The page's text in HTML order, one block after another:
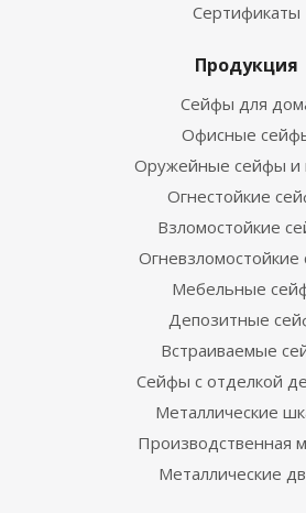
Сертификаты
Продукция
Сейфы для
Офисные
Оружейные сейфы
Огнестойкие
Взломостойкие
Мебельные
Депозитные
Встраиваемые
Сейфы с отделкой
Металлические
Производственная
Металлические